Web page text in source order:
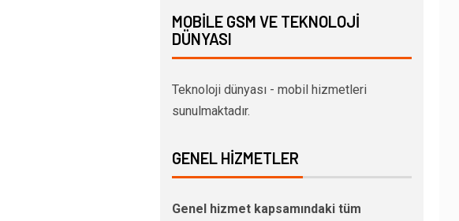
MOBILE GSM VE TEKNOLOJI
DÜNYASI
Teknoloji dünyası - mobil hizmetleri
sunulmaktadır.
GENEL HIZMETLER
Genel hizmet kapsamındaki tüm